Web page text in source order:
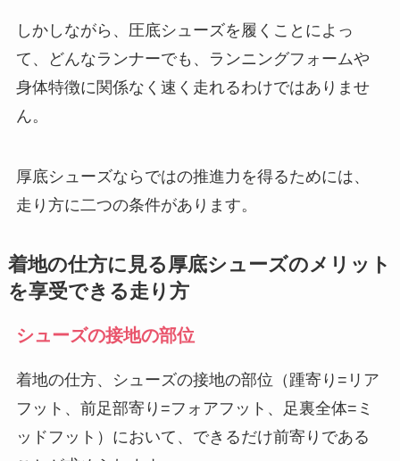
しかしながら、圧底シューズを履くことによっ
て、どんなランナーでも、ランニングフォームや
身体特徴に関係なく速く走れるわけではありませ
ん。
厚底シューズならではの推進力を得るためには、
走り方に二つの条件があります。
着地の仕方に見る厚底シューズのメリット
を享受できる走り方
シューズの接地の部位
着地の仕方、シューズの接地の部位（踵寄り=リア
フット、前足部寄り=フォアフット、足裏全体=ミ
ッドフット）において、できるだけ前寄りである